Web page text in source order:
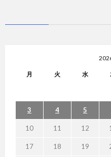
月 火 水
3 4 5
10 11 12
17 18 19